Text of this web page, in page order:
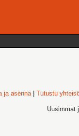
ja asenna|Tutustu
Uusimmat